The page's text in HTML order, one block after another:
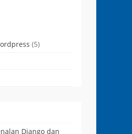
(5)
Django dan